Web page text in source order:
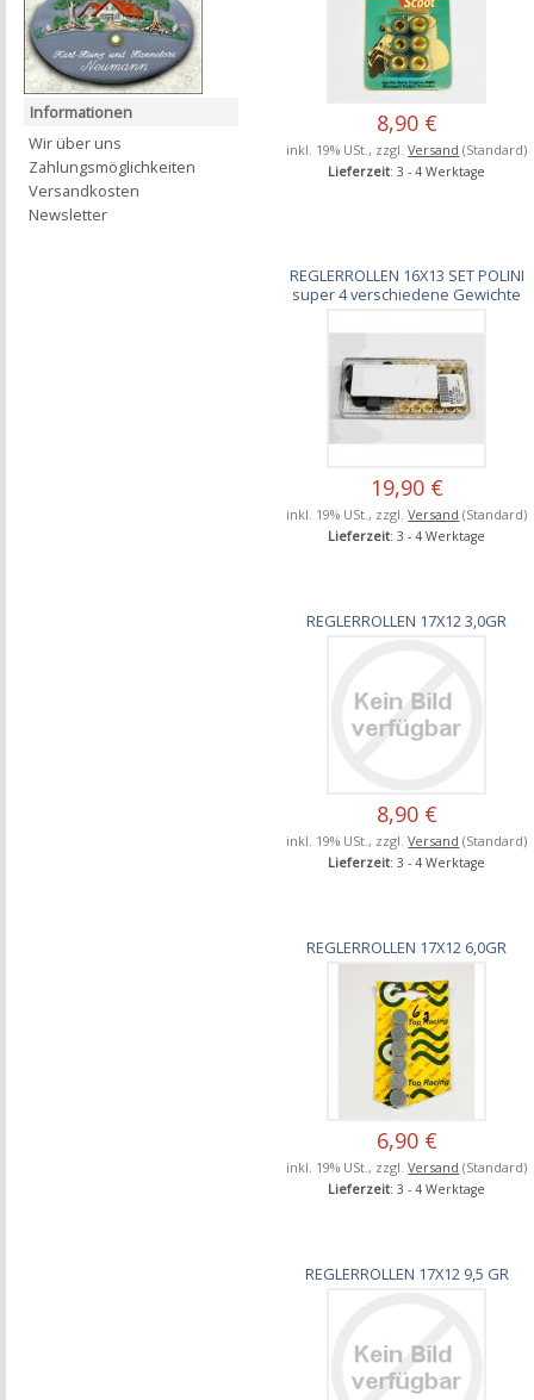
8,90 €
inkl. 19% USt., zzgl.Versand (Standard)
Lieferzeit: 3 - 4 Werktage
REGLERROLLEN 16X13 SET POLINI
super 4 verschiedene Gewichte
19,90 €
inkl. 19% USt., zzgl.Versand (Standard)
Lieferzeit: 3 - 4 Werktage
REGLERROLLEN 17X12 3,0GR
8,90 €
inkl. 19% USt., zzgl.Versand (Standard)
Lieferzeit: 3 - 4 Werktage
REGLERROLLEN 17X12 6,0GR
6,90 €
inkl. 19% USt., zzgl.Versand (Standard)
Lieferzeit: 3 - 4 Werktage
REGLERROLLEN 17X12 9,5 GR
Informationen
Wir über uns
Zahlungsmöglichkeiten
Versandkosten
Newsletter